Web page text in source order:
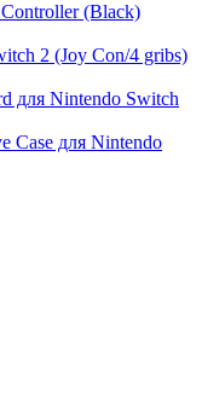
(Black)
2 (Joy Con/4 gribs)
для Nintendo Switch
Case для Nintendo